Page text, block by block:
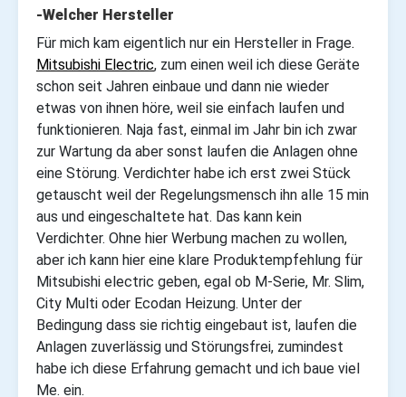
-Welcher Hersteller
Für mich kam eigentlich nur ein Hersteller in Frage.
Mitsubishi Electric, zum einen weil ich diese Geräte
schon seit Jahren einbaue und dann nie wieder
etwas von ihnen höre, weil sie einfach laufen und
funktionieren. Naja fast, einmal im Jahr bin ich zwar
zur Wartung da aber sonst laufen die Anlagen ohne
eine Störung. Verdichter habe ich erst zwei Stück
getauscht weil der Regelungsmensch ihn alle 15 min
aus und eingeschaltete hat. Das kann kein
Verdichter. Ohne hier Werbung machen zu wollen,
aber ich kann hier eine klare Produktempfehlung für
Mitsubishi electric geben, egal ob M-Serie, Mr. Slim,
City Multi oder Ecodan Heizung. Unter der
Bedingung dass sie richtig eingebaut ist, laufen die
Anlagen zuverlässig und Störungsfrei, zumindest
habe ich diese Erfahrung gemacht und ich baue viel
Me. ein.